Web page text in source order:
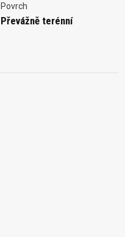
Povrch
Převážně terénní